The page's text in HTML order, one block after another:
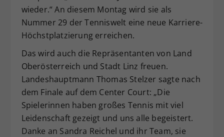
wieder.“ An diesem Montag wird sie als
Nummer 29 der Tenniswelt eine neue Karriere-
Höchstplatzierung erreichen.
Das wird auch die Repräsentanten von Land
Oberösterreich und Stadt Linz freuen.
Landeshauptmann Thomas Stelzer sagte nach
dem Finale auf dem Center Court: „Die
Spielerinnen haben großes Tennis mit viel
Leidenschaft gezeigt und uns alle begeistert.
Danke an Sandra Reichel und ihr Team, sie